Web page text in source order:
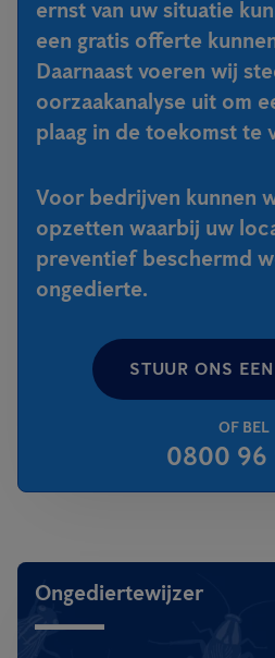
ernst van uw situatie
een gratis offerte
Daarnaast voeren wij
oorzaakanalyse uit om
plaag in de toekomst te
Voor bedrijven kunnen
opzetten waarbij uw
preventief beschermd
ongedierte.
STUUR ONS
OF BEL
0800 96
Ongediertewijzer